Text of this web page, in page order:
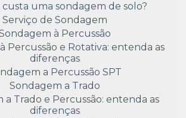
uma sondagem de solo?
Serviço de Sondagem
à Percussão
Percussão e Rotativa: entenda as
diferenças
a Percussão SPT
Sondagem a Trado
a Trado e Percussão: entenda as
diferenças